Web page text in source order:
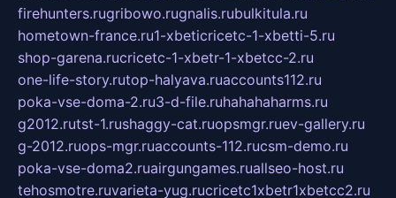
firehunters.rugribowo.rugnalis.rubulkitula.ru
hometown-france.ru1-xbeticricetc-1-xbetti-5.ru
shop-garena.rucricetc-1-xbetr-1-xbetcc-2.ru
one-life-story.rutop-halyava.ruaccounts112.ru
poka-vse-doma-2.ru3-d-file.ruhahahaharms.ru
g2012.rutst-1.rushaggy-cat.ruopsmgr.ruev-gallery.ru
g-2012.ruops-mgr.ruaccounts-112.rucsm-demo.ru
poka-vse-doma2.ruairgungames.ruallseo-host.ru
tehosmotre.ruvarieta-yug.rucricetc1xbetr1xbetcc2.ru